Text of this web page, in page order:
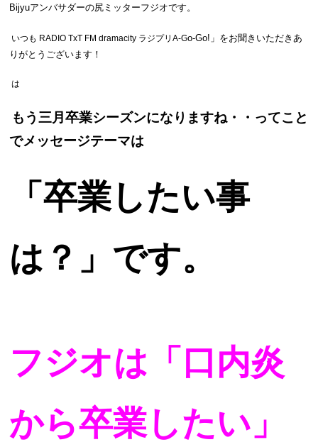
Bijyuアンバサダーの尻ミッターフジオです。
いつも RADIO TxT FM dramacity ラジプリA-Go-Go! 」をお聞きいただきあ
りがとうございます！
は
もう三月卒業シーズンになりますね・・ってこと
でメッセージテーマは
「卒業したい事
は？」です。
フジオは「口内炎
から卒業したい」